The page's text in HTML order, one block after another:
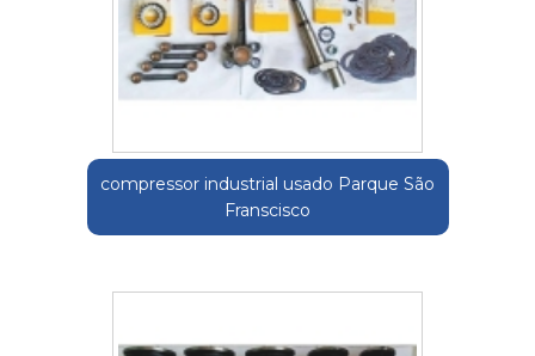
compressor industrial usado Parque São
Franscisco